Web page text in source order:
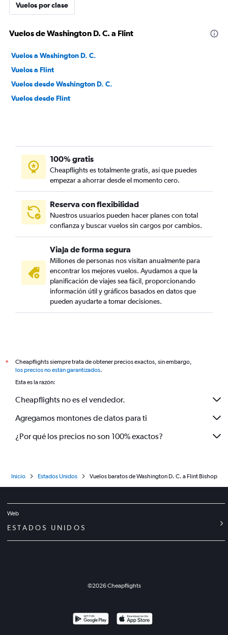
Vuelos por clase
Vuelos de Washington D. C. a Flint
Vuelos a Washington D. C.
Vuelos a Flint
Vuelos desde Washington D. C.
Vuelos desde Flint
100% gratis
Cheapflights es totalmente gratis, así que puedes
empezar a ahorrar desde el momento cero.
Reserva con flexibilidad
Nuestros usuarios pueden hacer planes con total
confianza y buscar vuelos sin cargos por cambios.
Viaja de forma segura
Millones de personas nos visitan anualmente para
encontrar los mejores vuelos. Ayudamos a que la
planificación de viajes sea fácil, proporcionando
información útil y gráficos basados en datos que
pueden ayudarte a tomar decisiones.
*
Cheapflights siempre trata de obtener precios exactos, sin embargo,
los precios no están garantizados.
Esta es la razón:
Cheapflights no es el vendedor.
Agregamos montones de datos para ti
¿Por qué los precios no son 100% exactos?
Inicio Estados Unidos Vuelos baratos de Washington D. C. a Flint Bishop
Web
ESTADOS UNIDOS
©2026Cheapflights